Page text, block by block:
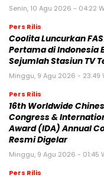
Senin, 10 Agu 2026 - 04:22
Pers Rilis
Coolita Luncurkan
Pertama di Indonesia
Sejumlah Stasiun TV
Minggu, 9 Agu 2026 - 23:49
Pers Rilis
16th Worldwide
Congress &
Award (IDA) Annual
Resmi Digelar
Minggu, 9 Agu 2026 - 01:45
Pers Rilis